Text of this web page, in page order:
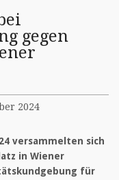
gegen
2024
versammelten sich
in Wiener
für